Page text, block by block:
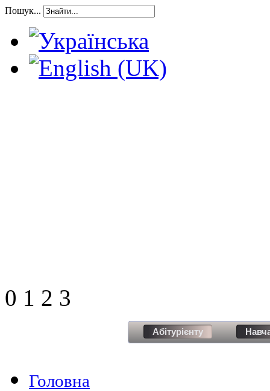
Пошук...
0 1 2 3
Абітурієнту
Головна